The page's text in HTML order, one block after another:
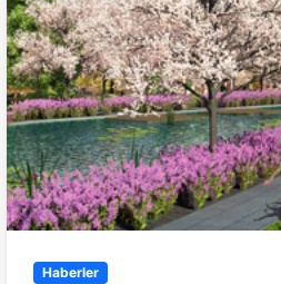
Haberler